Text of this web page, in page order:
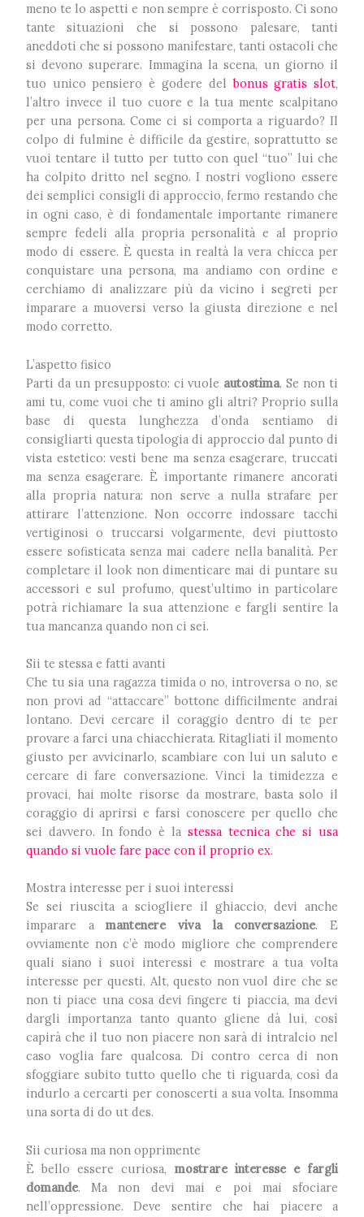
meno te lo aspetti e non sempre è corrisposto. Ci sono
tante situazioni che si possono palesare, tanti
aneddoti che si possono manifestare, tanti ostacoli che
si devono superare. Immagina la scena, un giorno il
tuo unico pensiero è godere delbonus gratis slot,
l’altro invece il tuo cuore e la tua mente scalpitano
per una persona. Come ci si comporta a riguardo? Il
colpo di fulmine è difficile da gestire, soprattutto se
vuoi tentare il tutto per tutto con quel “tuo” lui che
ha colpito dritto nel segno. I nostri vogliono essere
dei semplici consigli di approccio, fermo restando che
in ogni caso, è di fondamentale importante rimanere
sempre fedeli alla propria personalità e al proprio
modo di essere. È questa in realtà la vera chicca per
conquistare una persona, ma andiamo con ordine e
cerchiamo di analizzare più da vicino i segreti per
imparare a muoversi verso la giusta direzione e nel
modo corretto.
L’aspetto fisico
Parti da un presupposto: ci vuole autostima. Se non ti
ami tu, come vuoi che ti amino gli altri? Proprio sulla
base di questa lunghezza d’onda sentiamo di
consigliarti questa tipologia di approccio dal punto di
vista estetico: vesti bene ma senza esagerare, truccati
ma senza esagerare. È importante rimanere ancorati
alla propria natura: non serve a nulla strafare per
attirare l’attenzione. Non occorre indossare tacchi
vertiginosi o truccarsi volgarmente, devi piuttosto
essere sofisticata senza mai cadere nella banalità. Per
completare il look non dimenticare mai di puntare su
accessori e sul profumo, quest’ultimo in particolare
potrà richiamare la sua attenzione e fargli sentire la
tua mancanza quando non ci sei.
Sii te stessa e fatti avanti
Che tu sia una ragazza timida o no, introversa o no, se
non provi ad “attaccare” bottone difficilmente andrai
lontano. Devi cercare il coraggio dentro di te per
provare a farci una chiacchierata. Ritagliati il momento
giusto per avvicinarlo, scambiare con lui un saluto e
cercare di fare conversazione. Vinci la timidezza e
provaci, hai molte risorse da mostrare, basta solo il
coraggio di aprirsi e farsi conoscere per quello che
sei davvero. In fondo è la stessa tecnica che si usa
quando si vuole fare pace con il proprio ex.
Mostra interesse per i suoi interessi
Se sei riuscita a sciogliere il ghiaccio, devi anche
imparare amantenere viva la conversazione. E
ovviamente non c’è modo migliore che comprendere
quali siano i suoi interessi e mostrare a tua volta
interesse per questi. Alt, questo non vuol dire che se
non ti piace una cosa devi fingere ti piaccia, ma devi
dargli importanza tanto quanto gliene dà lui, così
capirà che il tuo non piacere non sarà di intralcio nel
caso voglia fare qualcosa. Di contro cerca di non
sfoggiare subito tutto quello che ti riguarda, così da
indurlo a cercarti per conoscerti a sua volta. Insomma
una sorta di do ut des.
Sii curiosa ma non opprimente
È bello essere curiosa, mostrare interesse e fargli
domande. Ma non devi mai e poi mai sfociare
nell’oppressione. Deve sentire che hai piacere a